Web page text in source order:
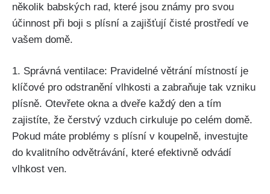
několik babských rad, které jsou známy pro‍ svou
účinnost při ⁢boji‍ s⁣ plísní ⁣a zajišťují čisté prostředí ve
vašem domě.
1. Správná⁤ ventilace: Pravidelné větrání místností je
klíčové ‌pro odstranění‌ vlhkosti a zabraňuje tak vzniku
plísně. Otevřete okna a dveře každý den a tím
zajistíte, že čerstvý vzduch cirkuluje po‌ celém ‌domě.
Pokud⁤ máte problémy s plísní v‍ koupelně, investujte
do​ kvalitního⁤ odvětrávání, které efektivně odvádí
vlhkost‌ ven.